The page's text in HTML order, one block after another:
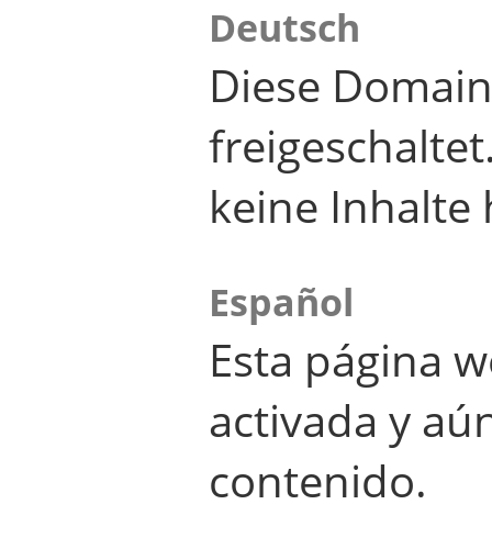
Deutsch
Diese
keine Inhalte
Español
Esta página
activada y
contenido.